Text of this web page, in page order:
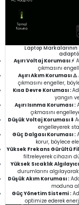
Laptop
Aşırı Voltaj Koruması ⚡
çıkmasını
Aşırı Akım Koruması ⚠️
çıkmasını engeller,
Kısa Devre Koruması :
yangın
Aşırı Isınma Koruması :
çıkmasını
Düşük Voltaj Koruması ⬇️
engelleyerek
Güç Dalgası Koruması :
korur, böylece
Yüksek Frekans Gürültü
filtreleyerek cihazın
Yüksek Sıcaklık
durumlarını
Düşük Akım Koruması :
moduna
Güç Yönetim Sistemi :
optimize ederek